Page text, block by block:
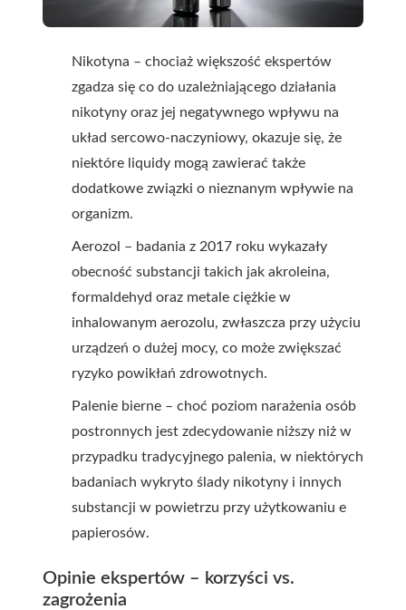
Nikotyna – chociaż większość ekspertów
zgadza się co do uzależniającego działania
nikotyny oraz jej negatywnego wpływu na
układ sercowo-naczyniowy, okazuje się, że
niektóre liquidy mogą zawierać także
dodatkowe związki o nieznanym wpływie na
organizm.
Aerozol – badania z 2017 roku wykazały
obecność substancji takich jak akroleina,
formaldehyd oraz metale ciężkie w
inhalowanym aerozolu, zwłaszcza przy użyciu
urządzeń o dużej mocy, co może zwiększać
ryzyko powikłań zdrowotnych.
Palenie bierne – choć poziom narażenia osób
postronnych jest zdecydowanie niższy niż w
przypadku tradycyjnego palenia, w niektórych
badaniach wykryto ślady nikotyny i innych
substancji w powietrzu przy użytkowaniu e
papierosów.
Opinie ekspertów – korzyści vs.
zagrożenia